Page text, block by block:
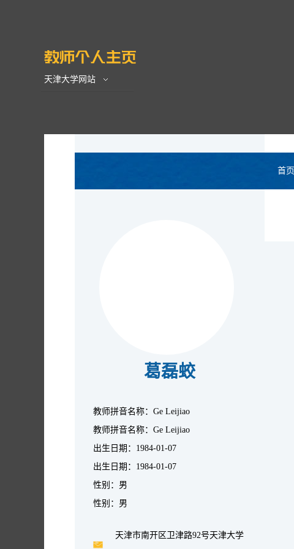
天津大学网站
首页
葛磊蛟
教师拼音名称：Ge Leijiao
教师拼音名称：Ge Leijiao
出生日期：1984-01-07
出生日期：1984-01-07
性别：男
性别：男
天津市南开区卫津路92号天津大学